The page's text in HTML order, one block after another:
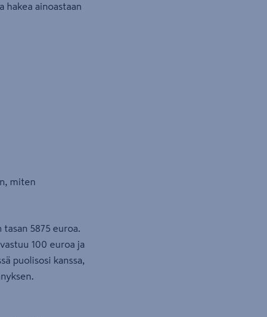
hakea ainoastaan
miten
5875 euroa.
100 euroa ja
puolisosi kanssa,